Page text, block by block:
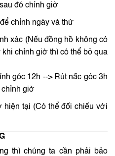
đó chỉnh giờ
chỉnh ngày và thứ
xác (Nếu đồng hồ không có
chỉnh giờ thì có thể bỏ qua
góc 12h --> Rút nấc góc 3h
chỉnh giờ
tại (Có thể đối chiếu với
thì chúng ta cần phải bảo